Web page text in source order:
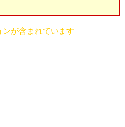
が含まれています